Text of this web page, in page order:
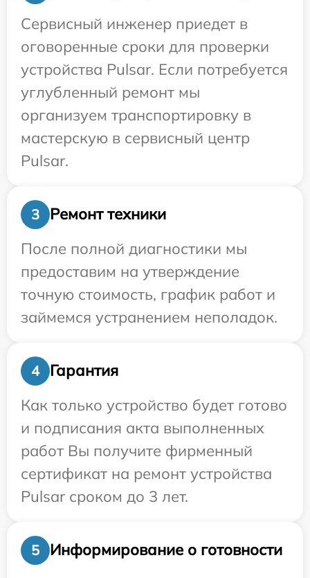
Сервисный инженер приедет в
оговоренные сроки для проверки
устройства Pulsar. Если потребуется
углубленный ремонт мы
организуем транспортировку в
мастерскую в сервисный центр
Pulsar.
3
Ремонт техники
После полной диагностики мы
предоставим на утверждение
точную стоимость, график работ и
займемся устранением неполадок.
4
Гарантия
Как только устройство будет готово
и подписания акта выполненных
работ Вы получите фирменный
сертификат на ремонт устройства
Pulsar сроком до 3 лет.
5
Информирование о готовности